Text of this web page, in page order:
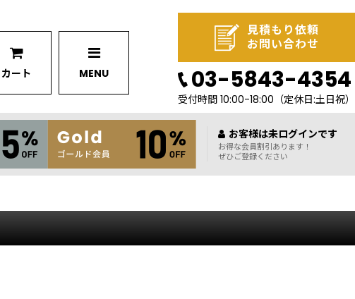
カート MENU
見積もり依頼
お問い合わせ
03-5843-4354
受付時間 10:00-18:00 （定休日:土日祝）
お客様は未ログインです
お得な会員割引あります！
ぜひご登録ください